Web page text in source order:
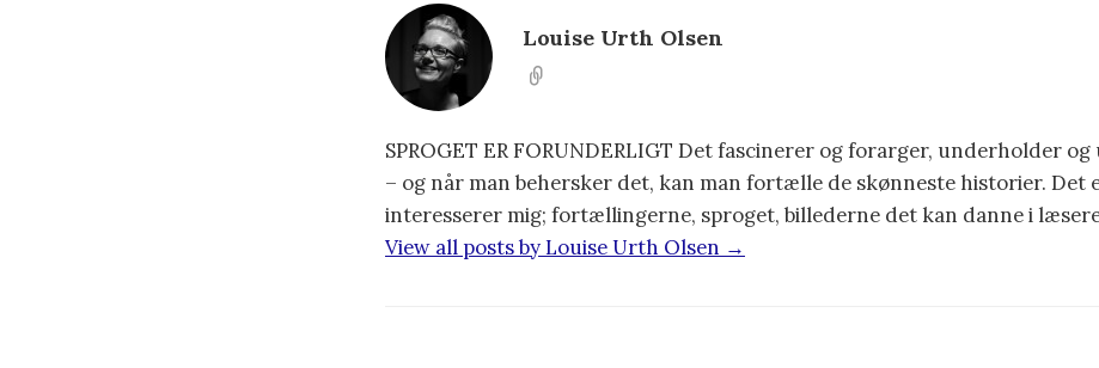
Louise Urth Olsen
SPROGET ER FORUNDERLIGT Det fascinerer og forarger, underholder
– og når man behersker det, kan man fortælle de skønneste historier. Det
interesserer mig; fortællingerne, sproget, billederne det kan danne i
View all posts by Louise Urth Olsen →